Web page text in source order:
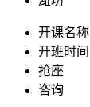
开课名称
开班时间
抢座
咨询